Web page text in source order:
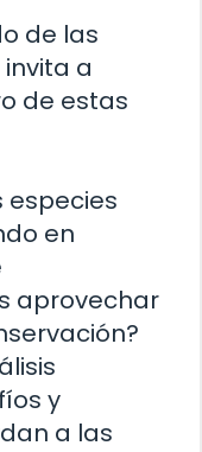
de las
a
de estas
especies
en
aprovechar
y
a las